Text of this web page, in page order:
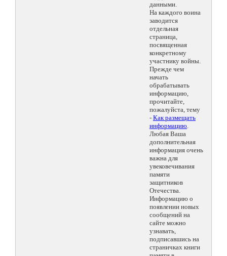
данными.
На каждого воина
заводится
отдельная
страница,
посвященная
конкретному
участнику войны.
Прежде чем
начать
обрабатывать
информацию,
прочитайте,
пожалуйста, тему
- Как размещать
информацию.
Любая Ваша
дополнительная
информация очень
важна для
увековечивания
памяти
защитников
Отечества.
Информацию о
появлении новых
сообщений на
сайте можно
узнавать,
подписавшись на
страничках книги